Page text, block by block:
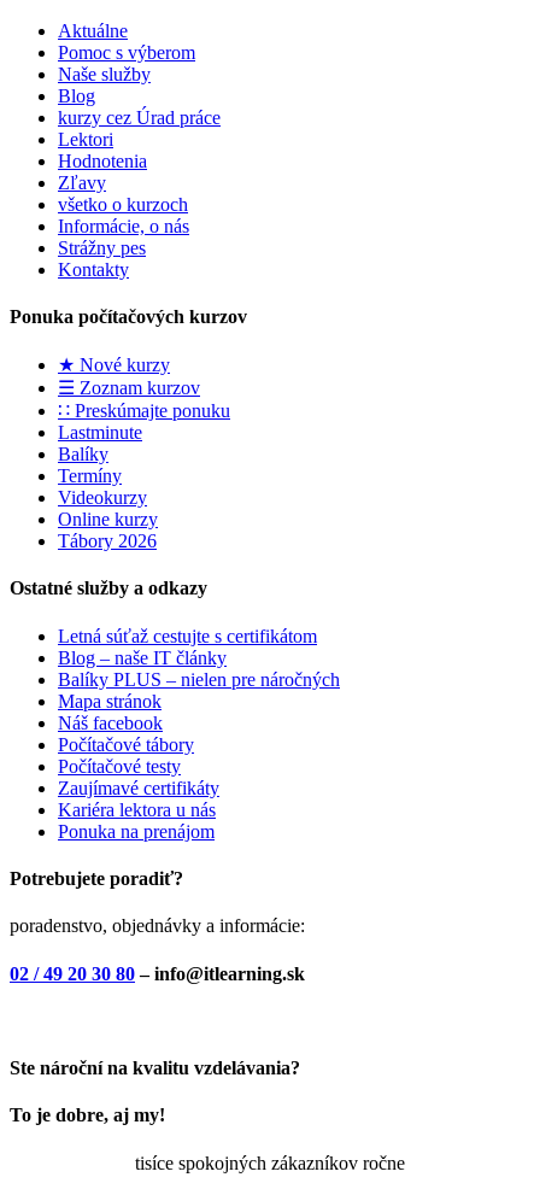
Aktuálne
Pomoc s výberom
Naše služby
Blog
kurzy cez Úrad práce
Lektori
Hodnotenia
Zľavy
všetko o kurzoch
Informácie, o nás
Strážny pes
Kontakty
Ponuka počítačových kurzov
★ Nové kurzy
☰ Zoznam kurzov
∷ Preskúmajte ponuku
Lastminute
Balíky
Termíny
Videokurzy
Online kurzy
Tábory 2026
Ostatné služby a odkazy
Letná súťaž cestujte s certifikátom
Blog – naše IT články
Balíky PLUS – nielen pre náročných
Mapa stránok
Náš facebook
Počítačové tábory
Počítačové testy
Zaujímavé certifikáty
Kariéra lektora u nás
Ponuka na prenájom
Potrebujete poradiť?
poradenstvo, objednávky a informácie:
02 / 49 20 30 80– info@itlearning.sk
Ste nároční na kvalitu vzdelávania?
To je dobre, aj my!
tisíce spokojných zákazníkov ročne